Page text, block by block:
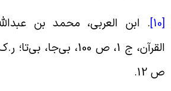
. ابن العربی، محمد بن
12
.